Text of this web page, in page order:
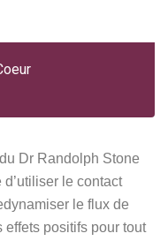
Dr Randolph Stone
le contact
le flux de
effets positifs pour tout